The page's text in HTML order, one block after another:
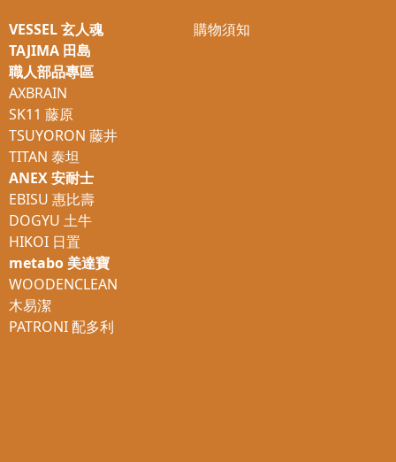
VESSEL 玄人魂
TAJIMA 田島
職人部品專區
AXBRAIN
SK11 藤原
TSUYORON 藤井
TITAN 泰坦
ANEX 安耐士
EBISU 惠比壽
DOGYU 土牛
HIKOI 日置
metabo 美達寶
WOODENCLEAN
木易潔
PATRONI 配多利
購物須知